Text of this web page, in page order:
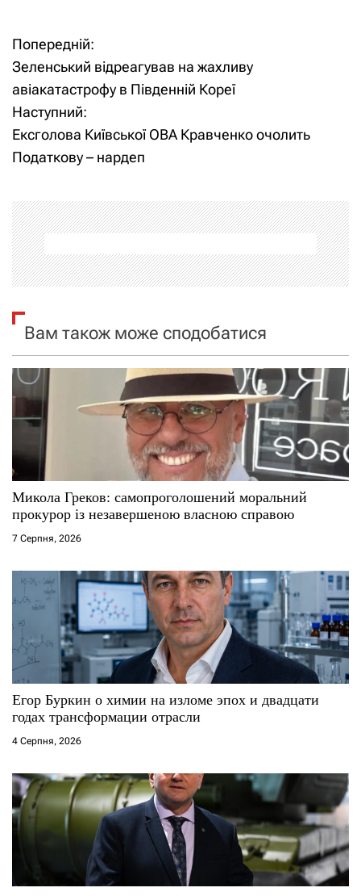
Н
а
в
і
а
ц
і
я
з
а
и
с
і
в
Попередній:
Зеленський відреагував на жахливу
авіакатастрофу в Південній Кореї
Наступний:
Ексголова Київської ОВА Кравченко очолить
Податкову – нардеп
Вам також може сподобатися
Микола Греков: самопроголошений моральний
прокурор із незавершеною власною справою
7 Серпня, 2026
Егор Буркин о химии на изломе эпох и двадцати
годах трансформации отрасли
4 Серпня, 2026